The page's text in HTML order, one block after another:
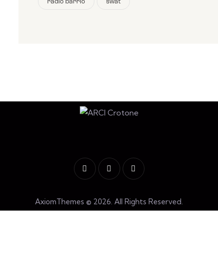
radio barrio swat
AxiomThemes © 2026. All Rights Reserved.